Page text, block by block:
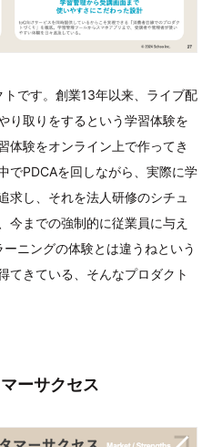
トです。創業13年以来、ライブ配
り取りをするという学習体験を
体験をオンライン上で作ってき
でPDCAを回しながら、実際に学
求し、それを法人研修のシチュ
今までの強制的に従業員に与え
ニングの体験とは違うねという
てきている、そんなプロダクト
ーサクセス